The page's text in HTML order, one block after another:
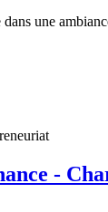
une
-